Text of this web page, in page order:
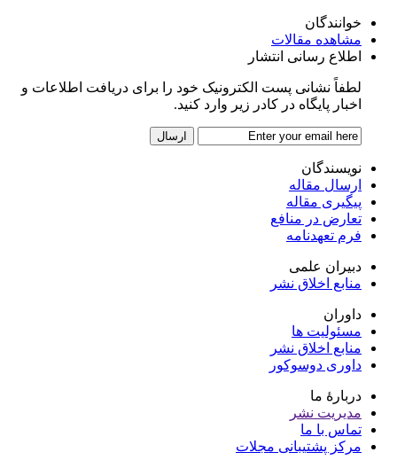
خوانندگان
مشاهده مقالات
اطلاع رسانی انتشار
لطفاً نشانی پست الکترونیک خود را برای دریافت اطلاعات و
اخبار پایگاه در کادر زیر وارد کنید.
نویسندگان
ارسال مقاله
پیگیری مقاله
تعارض در منافع
فرم تعهدنامه
دبیران علمی
منابع اخلاق نشر
داوران
مسئولیت ها
منابع اخلاق نشر
داوری دوسوکور
دربارۀ ما
مدیریت نشر
تماس با ما
مرکز پشتیبانی مجلات